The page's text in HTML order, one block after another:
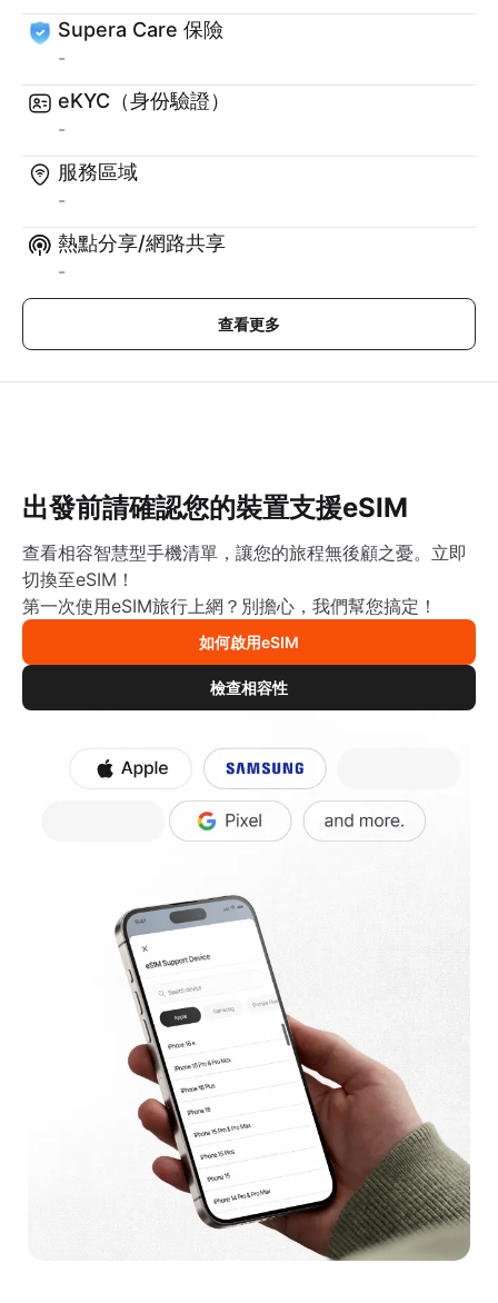
Supera Care 保險
-
eKYC（身份驗證）
-
服務區域
-
熱點分享/網路共享
-
查看更多
出發前請確認您的裝置支援eSIM
查看相容智慧型手機清單，讓您的旅程無後顧之憂。立即
切換至eSIM！
第一次使用eSIM旅行上網？別擔心，我們幫您搞定！
如何啟用eSIM
檢查相容性